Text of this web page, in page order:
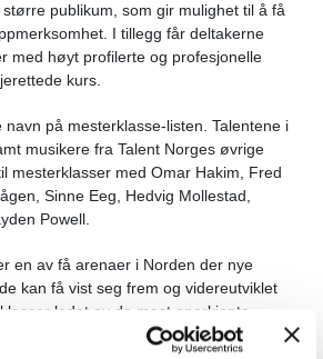
publikum, som gir mulighet til å få
I tillegg får deltakerne
med høyt profilerte og profesjonelle
kurs.
på mesterklasse-listen. Talentene i
musikere fra Talent Norges øvrige
mesterklasser med Omar Hakim, Fred
Sinne Eeg, Hedvig Mollestad,
Powell.
en av få arenaer i Norden der nye
kan få vist seg frem og videreutviklet
ledet av de mest anerkjente
Edvard Askeland.